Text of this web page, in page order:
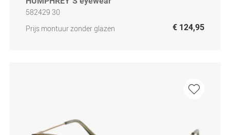
582429 30
Prijs montuur zonder glazen
€ 124,95